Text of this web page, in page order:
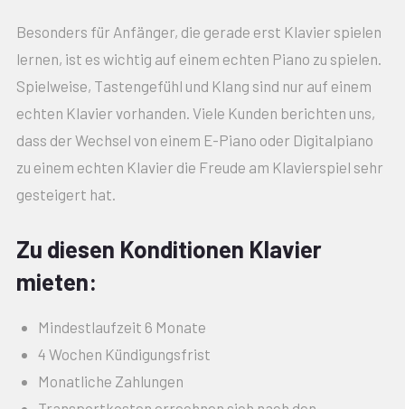
Besonders für Anfänger, die gerade erst Klavier spielen
lernen, ist es wichtig auf einem echten Piano zu spielen.
Spielweise, Tastengefühl und Klang sind nur auf einem
echten Klavier vorhanden. Viele Kunden berichten uns,
dass der Wechsel von einem E-Piano oder Digitalpiano
zu einem echten Klavier die Freude am Klavierspiel sehr
gesteigert hat.
Zu diesen Konditionen Klavier
mieten:
Mindestlaufzeit 6 Monate
4 Wochen Kündigungsfrist
Monatliche Zahlungen